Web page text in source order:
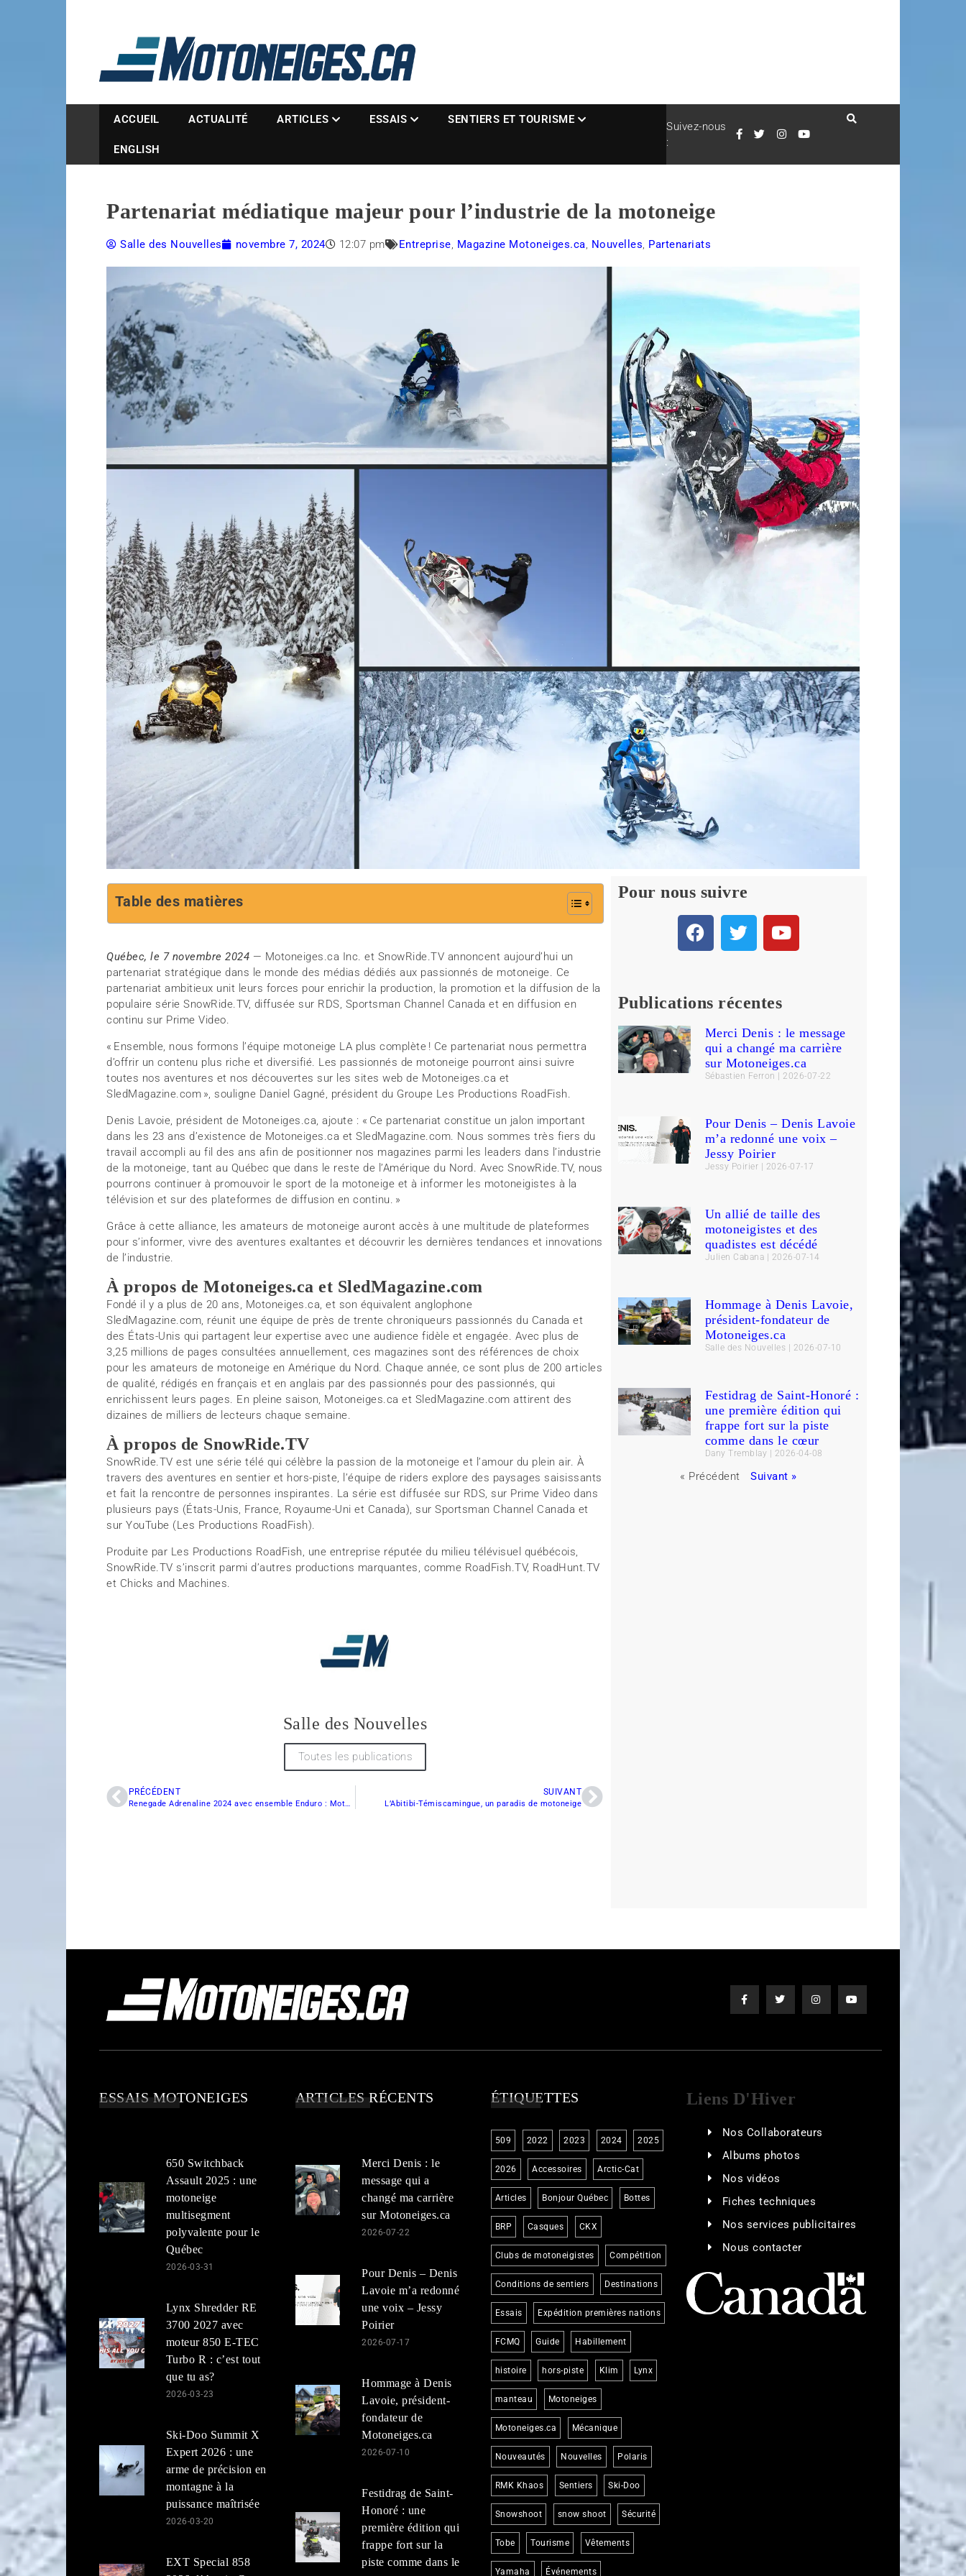
Magazine Motoneiges.ca
ACCUEIL ACTUALITÉ ARTICLES ESSAIS SENTIERS ET TOURISME
ENGLISH
Suivez-nous
:
Partenariat médiatique majeur pour l’industrie de la motoneige
Salle des Nouvelles novembre 7, 2024 12:07 pm Entreprise, Magazine Motoneiges.ca, Nouvelles, Partenariats
Table des matières
Québec, le 7 novembre 2024 — Motoneiges.ca Inc. et SnowRide.TV annoncent aujourd’hui un
partenariat stratégique dans le monde des médias dédiés aux passionnés de motoneige. Ce
partenariat ambitieux unit leurs forces pour enrichir la production, la promotion et la diffusion de la
populaire série SnowRide.TV, diffusée sur RDS, Sportsman Channel Canada et en diffusion en
continu sur Prime Video.
« Ensemble, nous formons l’équipe motoneige LA plus complète ! Ce partenariat nous permettra
d’offrir un contenu plus riche et diversifié. Les passionnés de motoneige pourront ainsi suivre
toutes nos aventures et nos découvertes sur les sites web de Motoneiges.ca et
SledMagazine.com », souligne Daniel Gagné, président du Groupe Les Productions RoadFish.
Denis Lavoie, président de Motoneiges.ca, ajoute : « Ce partenariat constitue un jalon important
dans les 23 ans d’existence de Motoneiges.ca etSledMagazine.com. Nous sommes très fiers du
travail accompli au fil des ans afin de positionner nos magazines parmi les leaders dans l’industrie
de la motoneige, tant au Québec que dans le reste de l’Amérique du Nord. Avec SnowRide.TV, nous
pourrons continuer à promouvoir le sport de la motoneige et à informer les motoneigistes à la
télévision et sur des plateformes de diffusion en continu. »
Grâce à cette alliance, les amateurs de motoneige auront accès à une multitude de plateformes
pour s’informer, vivre des aventures exaltantes et découvrir les dernières tendances et innovations
de l’industrie.
À propos deMotoneiges.ca et SledMagazine.com
Fondé il y a plus de 20 ans, Motoneiges.ca, et son équivalent anglophone
SledMagazine.com, réunit une équipe de près de trente chroniqueurs passionnés du Canada et
des États-Unis qui partagent leur expertise avec une audience fidèle et engagée. Avec plus de
3,25 millions de pages consultées annuellement, ces magazines sont des références de choix
pour les amateurs de motoneige en Amérique du Nord. Chaque année, ce sont plus de 200 articles
de qualité, rédigés en français et en anglais par des passionnés pour des passionnés, qui
enrichissent leurs pages. En pleine saison, Motoneiges.ca et SledMagazine.com attirent des
dizaines de milliers de lecteurs chaque semaine.
À propos de SnowRide.TV
SnowRide.TV est une série télé qui célèbre la passion de la motoneige et l’amour du plein air. À
travers des aventures en sentier et hors-piste, l’équipe de riders explore des paysages saisissants
et fait la rencontre de personnes inspirantes. La série est diffusée sur RDS, sur Prime Video dans
plusieurs pays (États-Unis, France, Royaume-Uni et Canada), sur Sportsman Channel Canada et
sur YouTube (Les Productions RoadFish).
Produite par Les Productions RoadFish, une entreprise réputée du milieu télévisuel québécois,
SnowRide.TV s’inscrit parmi d’autres productions marquantes, comme RoadFish.TV, RoadHunt.TV
et Chicks and Machines.
Salle des Nouvelles
Toutes les publications
PRÉCÉDENT
Renegade Adrenaline 2024 avec ensemble Enduro : Motoneige pour sentiers
SUIVANT
L’Abitibi-Témiscamingue, un paradis de motoneige
Pour nous suivre
Publications récentes
Merci Denis : le message
qui a changé ma carrière
sur Motoneiges.ca
Sébastien Ferron 2026-07-22
Pour Denis – Denis Lavoie
m’a redonné une voix –
Jessy Poirier
Jessy Poirier 2026-07-17
Un allié de taille des
motoneigistes et des
quadistes est décédé
Julien Cabana 2026-07-14
Hommage à Denis Lavoie,
président-fondateur de
Motoneiges.ca
Salle des Nouvelles 2026-07-10
Festidrag de Saint-Honoré :
une première édition qui
frappe fort sur la piste
comme dans le cœur
Dany Tremblay 2026-04-08
« Précédent Suivant »
ESSAIS MOTONEIGES
650 Switchback
Assault 2025 : une
motoneige
multisegment
polyvalente pour le
Québec
2026-03-31
Lynx Shredder RE
3700 2027 avec
moteur 850 E-TEC
Turbo R : c’est tout
que tu as?
2026-03-23
Ski-Doo Summit X
Expert 2026 : une
arme de précision en
montagne à la
puissance maîtrisée
2026-03-20
EXT Special 858
ARTICLES RÉCENTS
Merci Denis : le
message qui a
changé ma carrière
sur Motoneiges.ca
2026-07-22
Pour Denis – Denis
Lavoie m’a redonné
une voix – Jessy
Poirier
2026-07-17
Hommage à Denis
Lavoie, président-
fondateur de
Motoneiges.ca
2026-07-10
Festidrag de Saint-
Honoré : une
première édition qui
frappe fort sur la
piste comme dans le
ÉTIQUETTES
509 2022 2023 2024 2025
2026 Accessoires Arctic-Cat
Articles Bonjour Québec Bottes
BRP Casques CKX
Clubs de motoneigistes Compétition
Conditions de sentiers Destinations
Essais Expédition premières nations
FCMQ Guide Habillement
histoire hors-piste Klim Lynx
manteau Motoneiges
Motoneiges.ca Mécanique
Nouveautés Nouvelles Polaris
RMK Khaos Sentiers Ski-Doo
Snowshoot snow shoot Sécurité
Tobe Tourisme Vêtements
Yamaha Événements
Liens D'Hiver
Nos Collaborateurs
Albums photos
Nos vidéos
Fiches techniques
Nos services publicitaires
Nous contacter